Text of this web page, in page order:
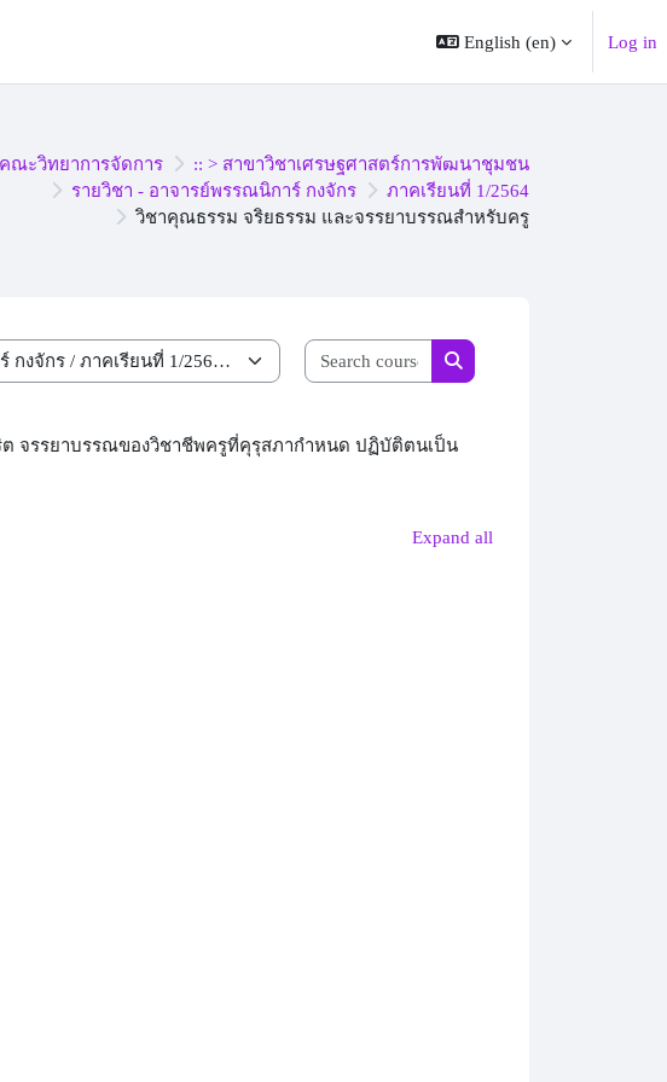
English ‎(en)‎ Log in
คณะวิทยาการจัดการ
:: > สาขาวิชาเศรษฐศาสตร์การพัฒนาชุมชน
รายวิชา - อาจารย์พรรณนิการ์ กงจักร
ภาคเรียนที่ 1/2564
วิชาคุณธรรม จริยธรรม และจรรยาบรรณสำหรับครู
Search courses
Search courses
จรรยาบรรณของวิชาชีพครูที่คุรุสภากำหนด ปฏิบัติตนเป็น
Expand all